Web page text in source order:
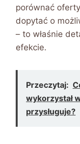
porównać
dopytać o
– to właśnie
efekcie.
Przeczytaj:
wykorzystał
przysługuje?